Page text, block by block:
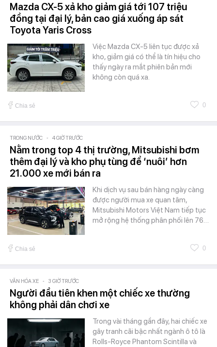
Mazda CX-5 xả kho giảm giá tới 107 triệu
đồng tại đại lý, bản cao giá xuống áp sát
Toyota Yaris Cross
Việc Mazda CX-5 liên tục được xả
kho, giảm giá có thể là tín hiệu cho
thấy ngày ra mắt phiên bản mới
không còn quá xa.
Chia sẻ 0
TRONG NƯỚC - 4 GIỜ TRƯỚC
Nằm trong top 4 thị trường, Mitsubishi bơm
thêm đại lý và kho phụ tùng để ‘nuôi’ hơn
21.000 xe mới bán ra
Khi dịch vụ sau bán hàng ngày càng
được người mua xe quan tâm,
Mitsubishi Motors Việt Nam tiếp tục
mở rộng hệ thống phân phối lên 76…
Chia sẻ 0
VĂN HÓA XE - 3 GIỜ TRƯỚC
Người đầu tiên khen một chiếc xe thường
không phải dân chơi xe
Trong vài tháng gần đây, hai chiếc xe
gây tranh cãi bậc nhất ngành ô tô là
Rolls-Royce Phantom Scintilla và